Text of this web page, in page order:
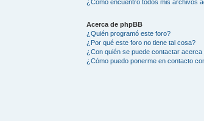
¿Cómo encuentro todos mis archivos
Acerca de phpBB
¿Quién programó este foro?
¿Por qué este foro no tiene tal cosa?
¿Con quién se puede contactar
¿Cómo puedo ponerme en contacto